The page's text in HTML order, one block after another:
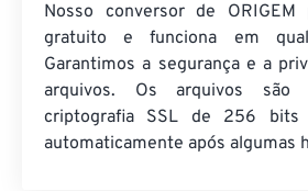
Nosso conversor de ORIGEM
gratuito e funciona em
Garantimos a segurança e a
arquivos. Os arquivos são
criptografia SSL de 256 bits
automaticamente após algumas